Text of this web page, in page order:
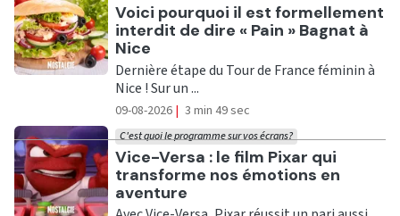
Ecouter
Voici pourquoi il est formellement
interdit de dire « Pain » Bagnat à
Nice
Dernière étape du Tour de France féminin à
Nice ! Sur un ...
09-08-2026 | 3 min 49 sec
Ecouter
Vice-Versa : le film Pixar qui
transforme nos émotions en
aventure
C'est quoi le programme sur vos écrans?